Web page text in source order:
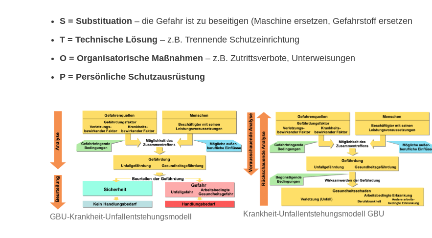
S = Substituation – die Gefahr ist zu beseitigen (Maschine ersetzen, Gefahrstoff ersetzen
T = Technische Lösung – z.B. Trennende Schutzeinrichtung
O = Organisatorische Maßnahmen – z.B. Zutrittsverbote, Unterweisungen
P = Persönliche Schutzausrüstung
GBU-Krankheit-Unfallentstehungsmodell Krankheit-Unfallentstehungsmodell GBU